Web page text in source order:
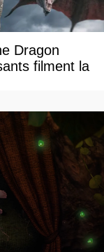
Dragon
filment la